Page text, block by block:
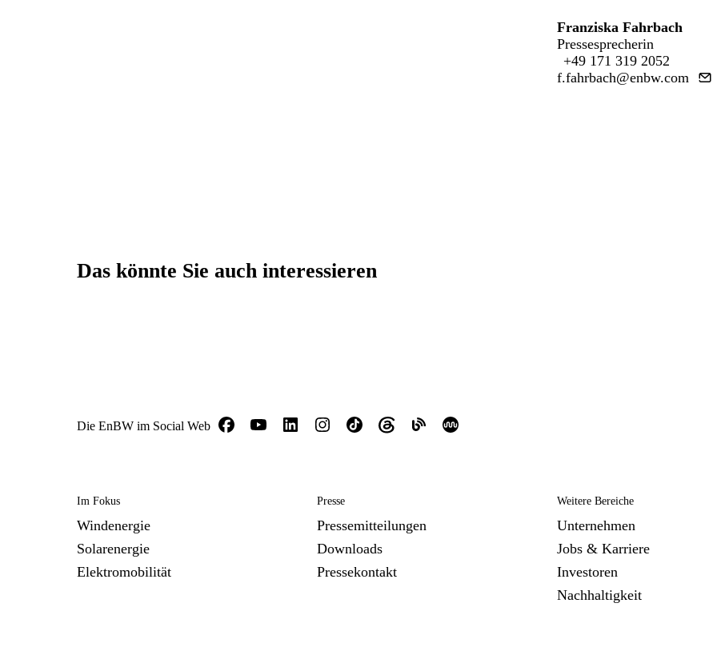
Franziska Fahrbach
Pressesprecherin
+49 171 319 2052
f.fahrbach@enbw.com
Das könnte Sie auch interessieren
Die EnBW im Social Web
Im Fokus
Windenergie
Solarenergie
Elektromobilität
Presse
Pressemitteilungen
Downloads
Pressekontakt
Weitere Bereiche
Unternehmen
Jobs & Karriere
Investoren
Nachhaltigkeit